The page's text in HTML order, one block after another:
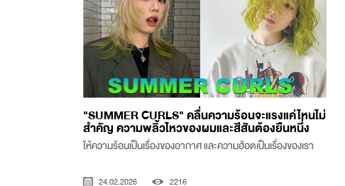
"SUMMER CURLS" คลื่นความร้อนจะแรงแค่ไหนไม่
สำคัญ ความพลิ้วไหวของผมและสีสันต้องยืนหนึ่ง
ให้ความร้อนเป็นเรื่องของอากาศ และความฮ้อตเป็นเรื่องของเรา
24.02.2026 2216